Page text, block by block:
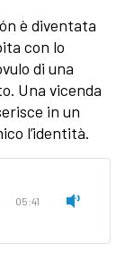
è diventata
con lo
di una
Una vicenda
in un
l’identità.
05:41